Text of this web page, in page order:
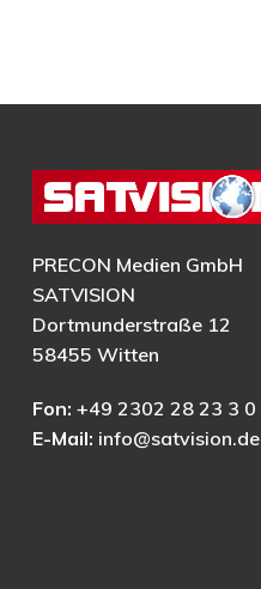
PRECON Medien GmbH
SATVISION
Dortmunderstraße 12
58455 Witten
Fon: +49 2302 28 23 3 0
E-Mail: info@satvision.de